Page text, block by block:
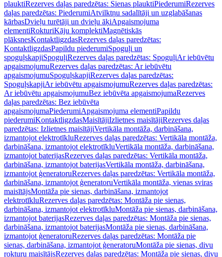
plauktiRezerves daļas paredzētas: Sienas plauktiPiederumiRezerves
daļas paredzētas: PiederumiAtvilktņu sadalītāji un uzglabāšanas
kārbasDvieļu turētāji un dvieļu āķiApgaismojuma
elementiRokturiKāju komplektiMagnētiskās
plāksnesKontaktligzdasRezerves daļas paredzētas:
KontaktligzdasPapildu piederumiSpoguļi un
spoguļskapjiSpoguļiRezerves daļas paredzētas: SpoguļiAr iebūvētu
apgaismojumuRezerves daļas paredzētas: Ar iebūvētu
apgaismojumuSpoguļskapjiRezerves daļas paredzētas:
SpoguļskapjiAr iebūvētu apgaismojumuRezerves daļas paredzētas:
Ar iebūvētu apgaismojumuBez iebūvēta apgaismojumaRezerves
daļas paredzētas: Bez iebūvēta
apgaismojumaPiederumiApgaismojuma elementiPapildu
piederumiKontaktligzdasMaisītājiIzlietnes maisītājiRezerves daļas
paredzētas: Izlietnes maisītājiVertikāla montāža, darbināšana,
izmantojot elektrotīkluRezerves daļas paredzētas: Vertikāla montāža,
darbināšana, izmantojot elektrotīkluVertikāla montāža, darbināšana,
izmantojot baterijasRezerves daļas paredzētas: Vertikāla montāža,
darbināšana, izmantojot baterijasVertikāla montāža, darbināšana,
izmantojot ģeneratoruRezerves daļas paredzētas: Vertikāla montāža,
darbināšana, izmantojot ģeneratoruVertikāla montāža, vienas sviras
maisītājsMontāža pie sienas, darbināšana, izmantojot
elektrotīkluRezerves daļas paredzētas: Montāža pie sienas,
darbināšana, izmantojot elektrotīkluMontāža pie sienas, darbināšana,
izmantojot baterijasRezerves daļas paredzētas: Montāža pie sienas,
darbināšana, izmantojot baterijasMontāža pie sienas, darbināšana,
izmantojot ģeneratoruRezerves daļas paredzētas: Montāža pie
sienas, darbināšana, izmantojot ģeneratoruMontāža pie sienas, divu
rokturu maisītājsRezerves daļas paredzētas: Montāža pie sienas, divu